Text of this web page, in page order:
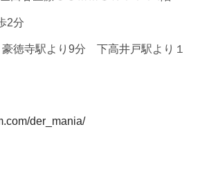
2分
徳寺駅より9分 下高井戸駅より１
der_mania/